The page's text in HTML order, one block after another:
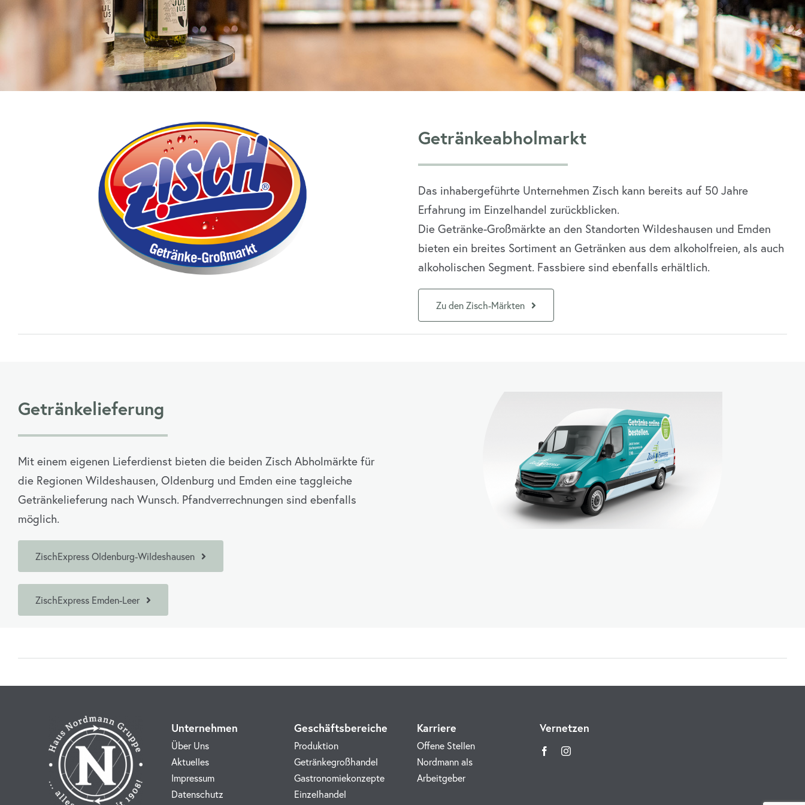
Getränkeabholmarkt
Das inhabergeführte Unternehmen Zisch kann bereits auf 50 Jahre
Erfahrung im Einzelhandel zurückblicken.
Die Getränke-Großmärkte an den Standorten Wildeshausen und Emden
bieten ein breites Sortiment an Getränken aus dem alkoholfreien, als auch
alkoholischen Segment. Fassbiere sind ebenfalls erhältlich.
Zu den Zisch-Märkten
Getränkelieferung
Mit einem eigenen Lieferdienst bieten die beiden Zisch Abholmärkte für
die Regionen Wildeshausen, Oldenburg und Emden eine taggleiche
Getränkelieferung nach Wunsch. Pfandverrechnungen sind ebenfalls
möglich.
ZischExpress Oldenburg-Wildeshausen
ZischExpress Emden-Leer
Unternehmen
Über Uns
Aktuelles
Impressum
Datenschutz
Geschäftsbereiche
Produktion
Getränkegroßhandel
Gastronomiekonzepte
Einzelhandel
Karriere
Offene Stellen
Nordmann als
Arbeitgeber
Vernetzen